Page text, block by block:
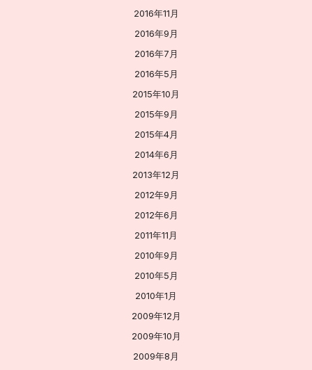
2016年11月
2016年9月
2016年7月
2016年5月
2015年10月
2015年9月
2015年4月
2014年6月
2013年12月
2012年9月
2012年6月
2011年11月
2010年9月
2010年5月
2010年1月
2009年12月
2009年10月
2009年8月